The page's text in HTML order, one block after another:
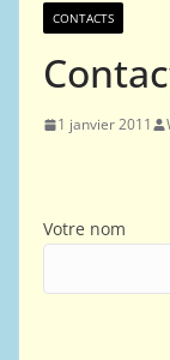
CONTACTS
1 janvier 2011
Votre nom